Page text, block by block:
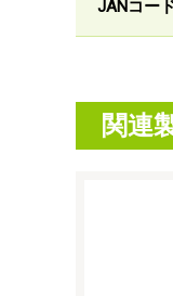
JANコー
関連